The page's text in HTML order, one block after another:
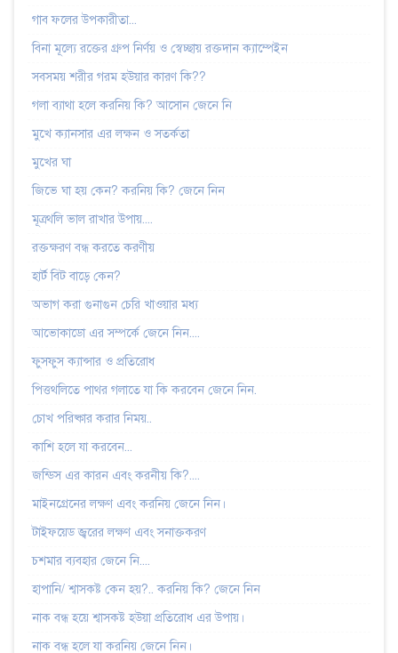
গাব ফলের উপকারীতা...
বিনা মূল্যে রক্তের গ্রুপ নির্ণয় ও স্বেচ্ছায় রক্তদান ক্যাম্পেইন
সবসময় শরীর গরম হউয়ার কারণ কি??
গলা ব্যাথা হলে করনিয় কি? আসোন জেনে নি
মুখে ক্যানসার এর লক্ষন ও সতর্কতা
মুখের ঘা
জিভে ঘা হয় কেন? করনিয় কি? জেনে নিন
মূত্রথলি ভাল রাখার উপায়....
রক্তক্ষরণ বন্ধ করতে করণীয়
হার্ট বিট বাড়ে কেন?
অভাগ করা গুনাগুন চেরি খাওয়ার মধ্য
আভোকাডো এর সম্পর্কে জেনে নিন....
ফুসফুস ক্যান্সার ও প্রতিরোধ
পিত্তথলিতে পাথর গলাতে যা কি করবেন জেনে নিন.
চোখ পরিষ্কার করার নিময়..
কাশি হলে যা করবেন...
জন্ডিস এর কারন এবং করনীয় কি?....
মাইনগ্রেনের লক্ষণ এবং করনিয় জেনে নিন।
টাইফয়েড জ্বরের লক্ষণ এবং সনাক্তকরণ
চশমার ব্যবহার জেনে নি....
হাপানি/ শ্বাসকষ্ট কেন হয়?.. করনিয় কি? জেনে নিন
নাক বন্ধ হয়ে শ্বাসকষ্ট হউয়া প্রতিরোধ এর উপায়।
নাক বন্ধ হলে যা করনিয় জেনে নিন।